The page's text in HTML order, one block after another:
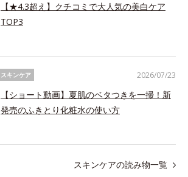
【★4.3超え】クチコミで大人気の美白ケア
TOP3
スキンケア
【ショート動画】夏肌のベタつきを一掃！新
発売のふきとり化粧水の使い方
2026/07/23
スキンケアの読み物一覧